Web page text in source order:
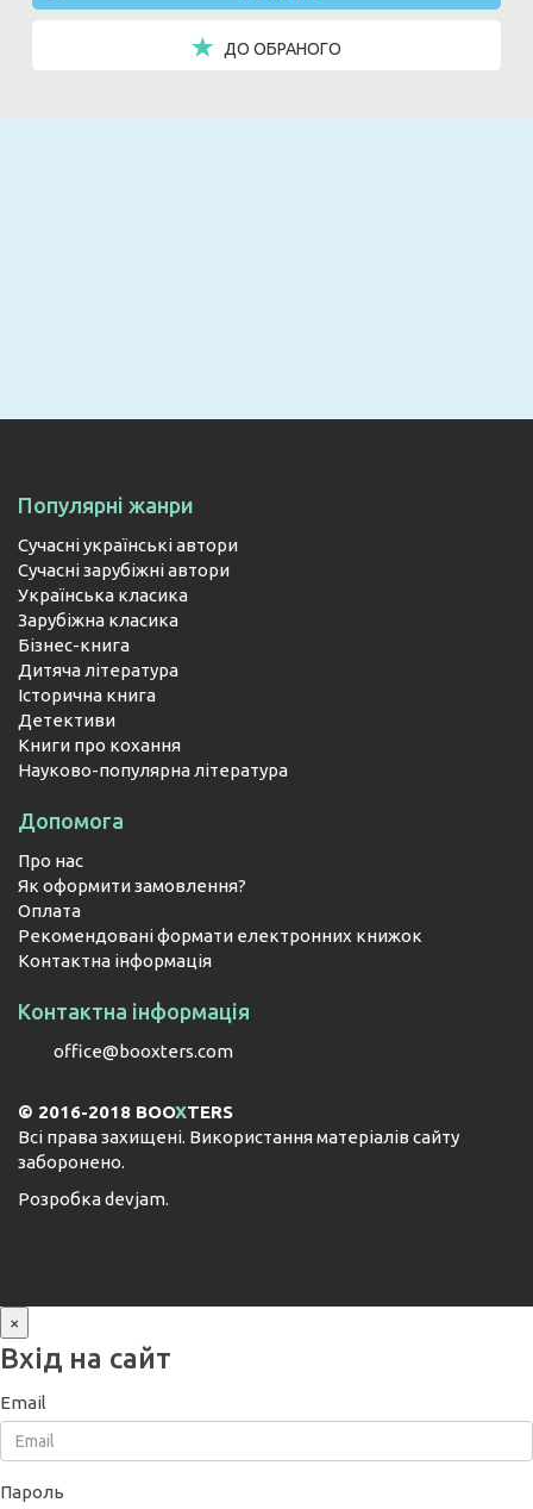
ДО ОБРАНОГО
Популярні жанри
Сучасні українські автори
Сучасні зарубіжні автори
Українська класика
Зарубіжна класика
Бізнес-книга
Дитяча література
Історична книга
Детективи
Книги про кохання
Науково-популярна література
Допомога
Про нас
Як оформити замовлення?
Оплата
Рекомендовані формати електронних книжок
Контактна інформація
Контактна інформація
office@booxters.com
© 2016-2018 BOOXTERS
Всі права захищені. Використання матеріалів сайту
заборонено.
Розробкаdevjam.
×
Вхід на сайт
Email
Пароль